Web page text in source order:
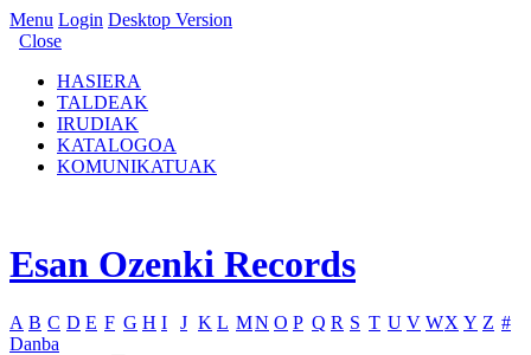
Menu Login Desktop Version
Close
HASIERA
TALDEAK
IRUDIAK
KATALOGOA
KOMUNIKATUAK
Esan Ozenki Records
A B C D E F G H I J K L MN O P Q R S T U V WX Y Z #
Danba